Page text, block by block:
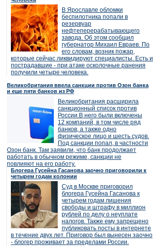
В Ярославле обломки
беспилотника попали в
резервуар
нефтеперерабатывающего
завода. Об этом сообщил
губернатор Михаил Евраев. По
его словам, возник пожар,
которые сейчас ликвидируют специалисты. Есть и
пострадавшие - при атаке осколочные ранения
получили четыре человека.
Великобритания ввела санкции против Озон банка
и еще пяти банков из РФ
Великобритания расширила
санкционный список против
России.В него были включены
12 компаний, в том числе ряд
банков, а также одно
физическое лицо и шесть судов.
Под санкции попал, в частности
Озон банк. Там заявили, что банк продолжает
работать в обычном режиме, санкции не
повлияют на его работу.
Блогера Гусейна Гасанова заочно приговорили к
четырем годам колонии
Суд в Москве приговорил
блогера Гусейна Гасанова к
четырем годам лишения
свободы и штрафу в миллион
рублей по делу о неуплате
налогов. Также ему запрещено
публиковать посты в интернете
в течение двух лет. Приговор был вынесен заочно
- блогер проживает за пределами России.